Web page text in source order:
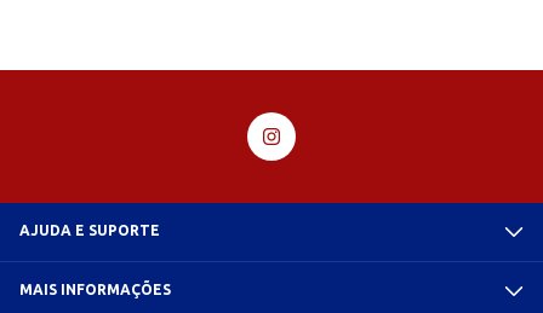
AJUDA E SUPORTE
MAIS INFORMAÇÕES